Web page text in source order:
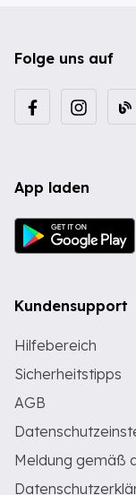
Folge uns auf
App laden
Kundensupport
Hilfebereich
Sicherheitstipps
AGB
Meldung gemäß